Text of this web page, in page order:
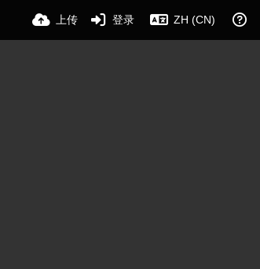
上传 登录 ZH (CN)